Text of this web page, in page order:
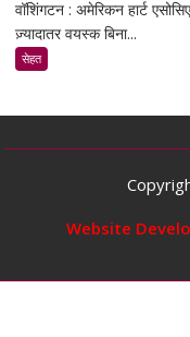
वॉशिंगटन : अमेरिकन हार्ट
ज़्यादातर वयस्क बिना...
सेहत
Website